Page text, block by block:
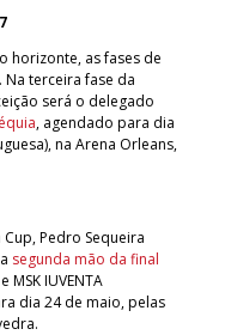
horizonte, as fases de
terceira fase da
será o delegado
, agendado para dia
na Arena Orleans,
Cup, Pedro Sequeira
segunda mão da final
IUVENTA
dia 24 de maio, pelas